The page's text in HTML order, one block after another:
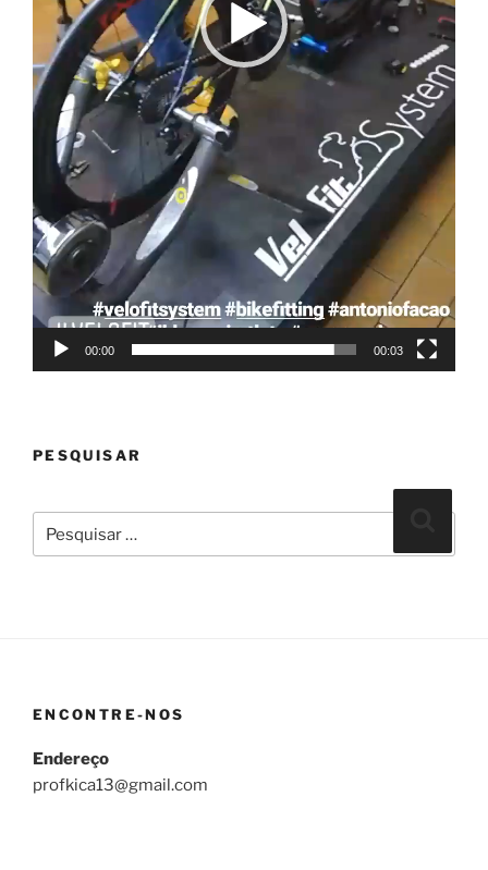
00:00 00:03
PESQUISAR
Pesquisar
por:
ENCONTRE-NOS
Endereço
profkica13@gmail.com